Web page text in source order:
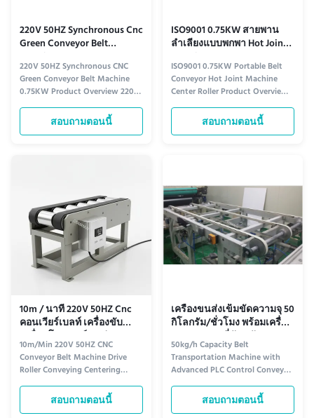
220V 50HZ Synchronous Cnc
Green Conveyor Belt
Machine 0.75KW
220V 50HZ Synchronous CNC
Green Conveyor Belt Machine
0.75KW Product Overview 220V
50HZ Synchronous CNC Green
Conveyor Belt Welding Machine
0.75KW Technical Specifications
furniture, calcium silicate ...
สอบถามตอนนี้
ISO9001 0.75KW สายพาน
ลำเลียงแบบพกพา Hot Joint
Machine Center Roller
ISO9001 0.75KW Portable Belt
Conveyor Hot Joint Machine
Center Roller Product Overview
ISO9001 Portable Belt Conveyor,
0.75KW Conveyor Belt Hot Joint
Machine designed for efficient
สอบถามตอนนี้
10m / นาที 220V 50HZ Cnc
คอนเวียร์เบลท์ เครื่องขับ
เคลื่อนโรลเลอร์ขนส่ง
10m/Min 220V 50HZ CNC
Conveyor Belt Machine Drive
Roller Conveying Centering
Conveyor Specifications
Specification Details Product
Name Centering Conveyor Model
สอบถามตอนนี้
เครื่องขนส่งเข็มขัดความจุ 50
กิโลกรัม/ชั่วโมง พร้อมเครื่อง
ควบคุม PLC ที่ทันสมัย
50kg/h Capacity Belt
Transportation Machine with
Advanced PLC Control Conveyor
Belt Machine is a cutting-edge
industrial solution designed for
high-efficiency automated belt
สอบถามตอนนี้